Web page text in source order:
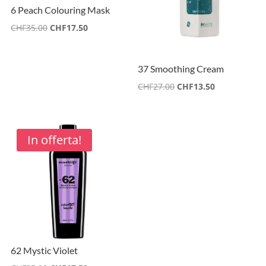
6 Peach Colouring Mask
CHF35.00 Il
CHF17.50Il
37 Smoothing Cream
CHF27.00Il
CHF13.50Il
In offerta!
62 Mystic Violet